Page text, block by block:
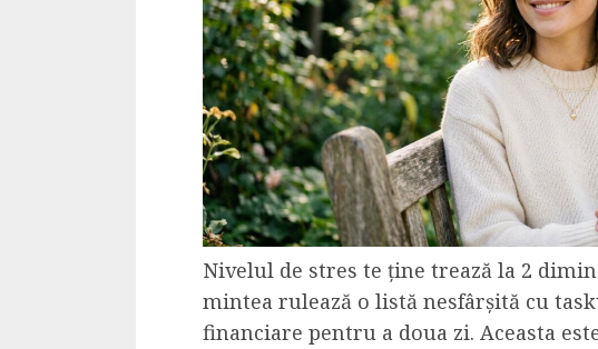
Nivelul de stres te ține trează la 2
mintea rulează o listă nesfârșită cu
financiare pentru a doua zi. Aceasta